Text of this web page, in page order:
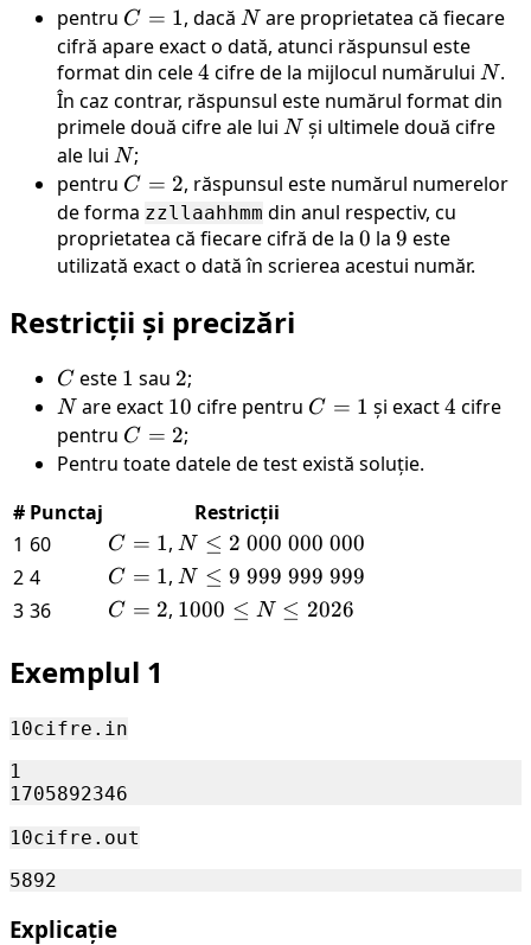
pentru C
=
1
C = 1, dacăN
N are proprietatea că fiecare
cifră apare exact o dată, atunci răspunsul este
format din cele4
4 cifre de la mijlocul numărului N
N.
În caz contrar, răspunsul este numărul format din
primele două cifre ale lui N
N și ultimele două cifre
ale lui N
N;
pentru C
=
2
C = 2, răspunsul este numărul numerelor
de forma zzllaahhmm din anul respectiv, cu
proprietatea că fiecare cifră de la 0
0 la 9
9 este
utilizată exact o dată în scrierea acestui număr.
Restricții și precizări
C
C este 1
1 sau 2
2;
N
N are exact 10
10 cifre pentru C
1
C = 1 și exact4
4 cifre
pentru C
=
C = 2;
Pentru toate datele de test există soluție.
# Punctaj
Restricții
1 60
C
=
1
C = 1,N
\le
2 \
000
N ≤ 2 000 000 000
2 4
C
=
C = 1,N
\le
N ≤ 9 999 999 999
3 36
C
2
C = 2, 1000
1000 ≤ N ≤ 2026
Exemplul 1
10cifre.in
1
10cifre.out
Explicație